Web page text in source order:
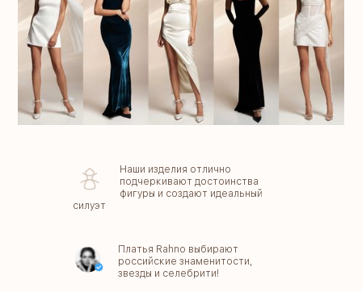
Наши изделия отлично
подчеркивают достоинства
фигуры и создают идеальный
силуэт
Платья Rahno выбирают
российские знаменитости,
звезды и селебрити!